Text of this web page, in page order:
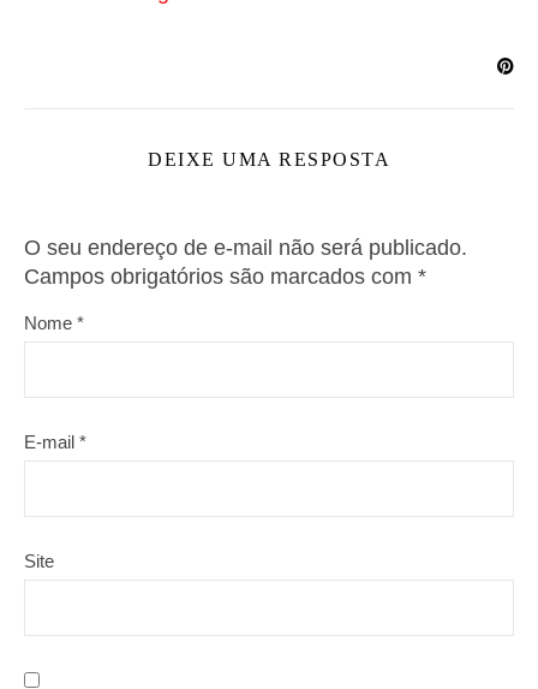
DEIXE UMA RESPOSTA
O seu endereço de e-mail não será publicado.
Campos obrigatórios são marcados com *
Nome *
E-mail *
Site